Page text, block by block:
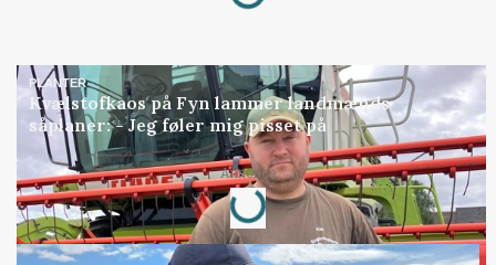
PLANTER
Kvælstofkaos på Fyn lammer landmænds
såplaner: - Jeg føler mig pisset på
Annonce
Loading...